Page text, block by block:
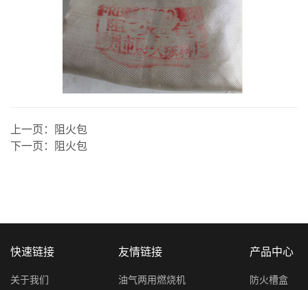
上一页：
阻火包
下一页：
阻火包
快速链接
关于我们
友情链接
油气两用燃烧机
产品中心
防火槽盒